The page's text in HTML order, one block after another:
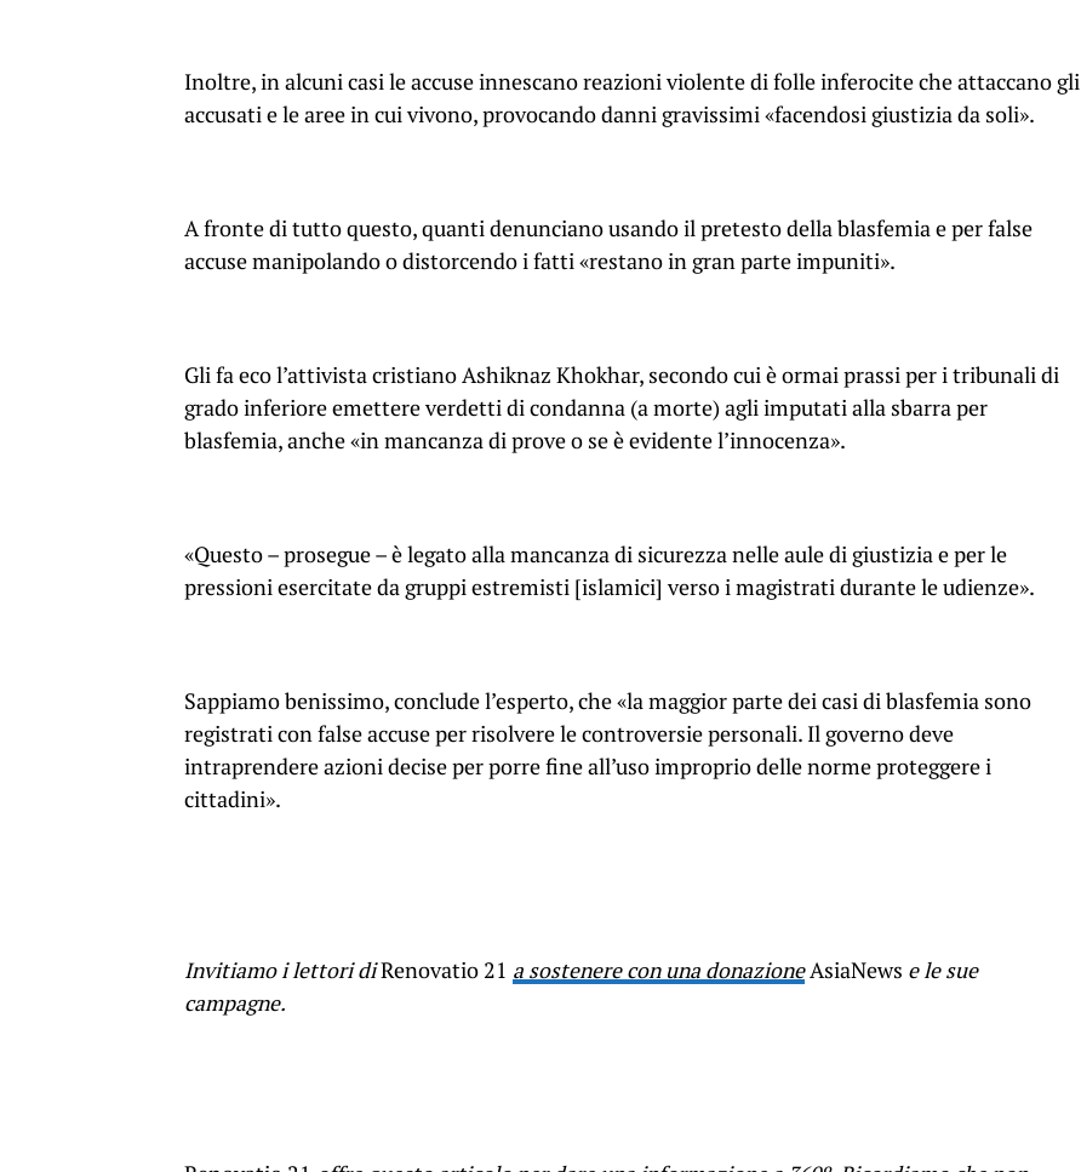
Inoltre, in alcuni casi le accuse innescano reazioni violente di folle inferocite che attaccano gli
accusati e le aree in cui vivono, provocando danni gravissimi «facendosi giustizia da soli».
A fronte di tutto questo, quanti denunciano usando il pretesto della blasfemia e per false
accuse manipolando o distorcendo i fatti «restano in gran parte impuniti».
Gli fa eco l’attivista cristiano Ashiknaz Khokhar, secondo cui è ormai prassi per i tribunali di
grado inferiore emettere verdetti di condanna (a morte) agli imputati alla sbarra per
blasfemia, anche «in mancanza di prove o se è evidente l’innocenza».
«Questo – prosegue – è legato alla mancanza di sicurezza nelle aule di giustizia e per le
pressioni esercitate da gruppi estremisti [islamici] verso i magistrati durante le udienze».
Sappiamo benissimo, conclude l’esperto, che «la maggior parte dei casi di blasfemia sono
registrati con false accuse per risolvere le controversie personali. Il governo deve
intraprendere azioni decise per porre fine all’uso improprio delle norme proteggere i
cittadini».
Invitiamo i lettori diRenovatio 21 a sostenere con una donazione AsiaNews e le sue
campagne.